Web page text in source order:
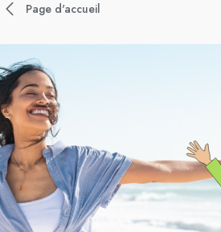
Page d'accueil